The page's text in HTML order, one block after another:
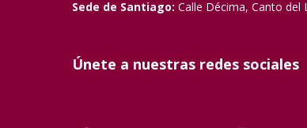
Sede de Santiago: Calle Décima, Canto del
Únete a nuestras redes sociales